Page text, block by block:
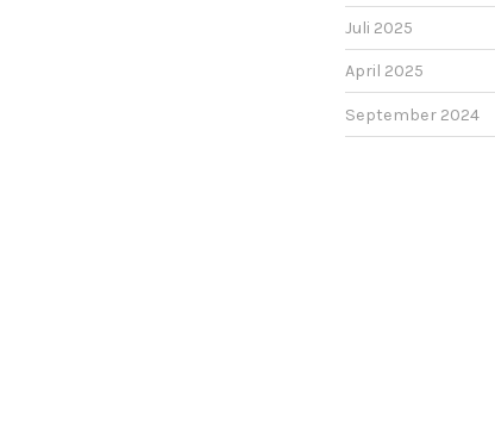
Juli 2025
April 2025
September 2024